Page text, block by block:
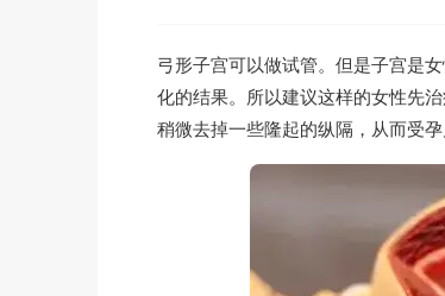
弓形子宫可以做试管。但是子宫是
化的结果。所以建议这样的女性先
稍微去掉一些隆起的纵隔，从而受